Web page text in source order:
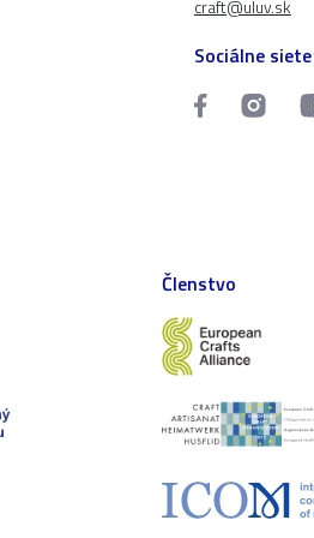
craft@uluv.sk
Sociálne siete
Členstvo